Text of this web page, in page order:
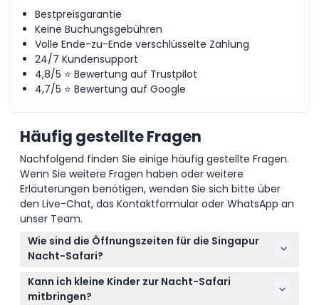
Bestpreisgarantie
Keine Buchungsgebühren
Volle Ende-zu-Ende verschlüsselte Zahlung
24/7 Kundensupport
4,8/5 ⭐ Bewertung auf Trustpilot
4,7/5 ⭐ Bewertung auf Google
Häufig gestellte Fragen
Nachfolgend finden Sie einige häufig gestellte Fragen.
Wenn Sie weitere Fragen haben oder weitere
Erläuterungen benötigen, wenden Sie sich bitte über
den Live-Chat, das Kontaktformular oder WhatsApp an
unser Team.
Wie sind die Öffnungszeiten für die Singapur
Nacht-Safari?
Die Singapur Nacht-Safari ist täglich von 19:15 Uhr
bis 0:00 Uhr geöffnet, der letzte Einlass ist um 23:15
Kann ich kleine Kinder zur Nacht-Safari
mitbringen?